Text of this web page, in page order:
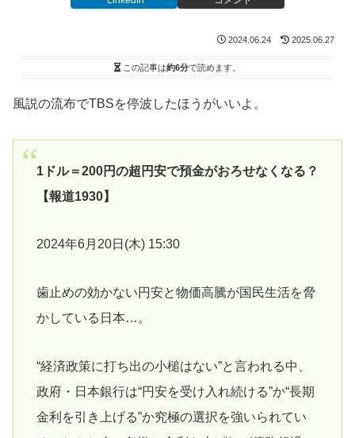
2024.06.24 2025.06.27
この記事は約6分で読めます。
風説の流布でTBSを停波したほうがいいよ。
1ドル＝200円の超円安で預金がおろせなくなる？
【報道1930】
2024年6月20日(木) 15:30
歯止めの効かない円安と物価高騰が国民生活を脅
かしている日本…。
“経済政策に打ち出の小槌はない”と言われる中、
政府・日本銀行は“円安を受け入れ続ける”か“長期
金利を引き上げる”か究極の選択を強いられてい